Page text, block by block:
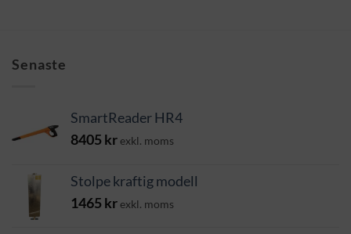
Senaste
SmartReader HR4
8405 krexkl. moms
Stolpe kraftig modell
1465 krexkl. moms